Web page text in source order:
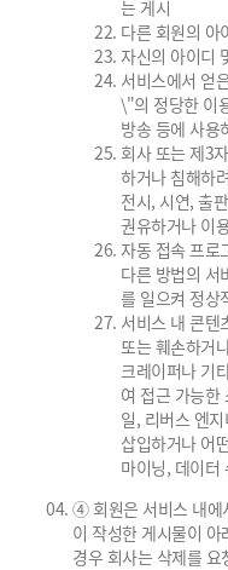
는 게시
다른 회원의 아
자신의 아이디
서비스에서 얻
\"의 정당한 이
방송 등에 사용
회사 또는 제3
하거나 침해하
전시, 시연, 출
권유하거나 이
자동 접속 프로
다른 방법의 서
를 일으켜 정상
서비스 내 콘텐
또는 훼손하거
크레이퍼나 기
여 접근 가능한
일, 리버스 엔
삽입하거나 어
마이닝, 데이터
④ 회원은 서비스 내에
이 작성한 게시물이
경우 회사는 삭제를